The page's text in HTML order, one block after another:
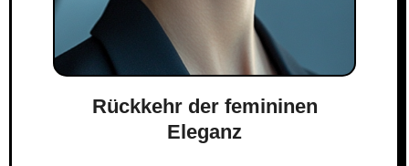
Rückkehr der femininen
Eleganz